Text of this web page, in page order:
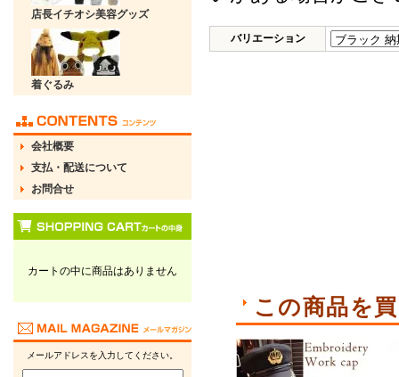
店長イチオシ美容グッズ
着ぐるみ
会社概要
支払・配送について
お問合せ
カートの中に商品はありません
メールアドレスを入力してください。
バリエーション
この商品を